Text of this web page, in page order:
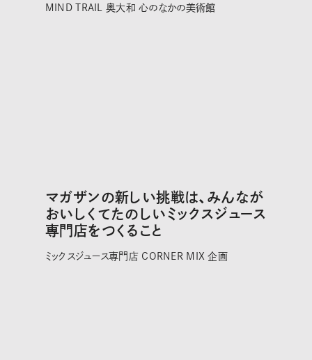
MIND TRAIL 奥大和 心のなかの美術館
マガザンの新しい挑戦は、みんなが
おいしくてたのしいミックスジュース
専門店をつくること
ミックスジュース専門店 CORNER MIX 企画